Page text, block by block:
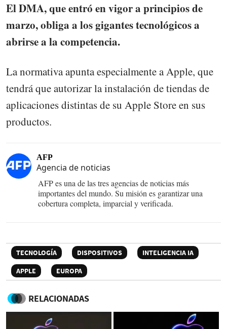
El DMA, que entró en vigor a principios de
marzo, obliga a los gigantes tecnológicos a
abrirse a la competencia.
La normativa apunta especialmente a Apple, que
tendrá que autorizar la instalación de tiendas de
aplicaciones distintas de su Apple Store en sus
productos.
AFP
Agencia de noticias
AFP es una de las tres agencias de noticias más
importantes del mundo. Su misión es garantizar una
cobertura completa, imparcial y verificada.
TECNOLOGÍA DISPOSITIVOS
INTELIGENCIA IA
APPLE
EUROPA
RELACIONADAS